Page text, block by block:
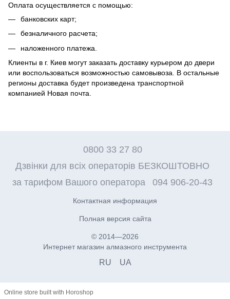
Оплата осуществляется с помощью:
банковских карт;
безналичного расчета;
наложенного платежа.
Клиенты в г. Киев могут заказать доставку курьером до двери
или воспользоваться возможностью самовывоза. В остальные
регионы доставка будет произведена транспортной
компанией Новая почта.
0800 33 27 80
Дзвінки для всіх операторів БЕЗКОШТОВНО
за тарифом Вашого оператора
094 906-20-43
Контактная информация
Полная версия сайта
© 2014—2026
Интернет магазин алмазного инструмента
RU UA
Online store built with Horoshop